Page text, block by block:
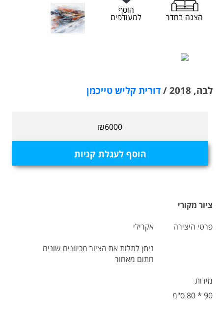
הצגה בחדר
הוסף
למעודפים
לבה, 2018 / דורית קליש טייכמן
₪6000
הוסף לעגלת קניות
ציור מקורי
פרטי היצירה
אקרילי
ניתן לתלות את הציור מכיוונים שונים
חתום מאחור
מידות
90 * 80 ס"מ